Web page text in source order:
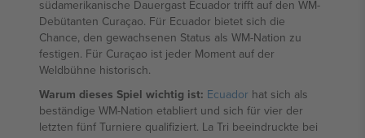
südamerikanische Dauergast Ecuador trifft auf den WM-
Debütanten Curaçao. Für Ecuador bietet sich die
Chance, den gewachsenen Status als WM-Nation zu
festigen. Für Curaçao ist jeder Moment auf der
Weldbühne historisch.
Warum dieses Spiel wichtig ist: Ecuador hat sich als
beständige WM-Nation etabliert und sich für vier der
letzten fünf Turniere qualifiziert. La Tri beeindruckte bei